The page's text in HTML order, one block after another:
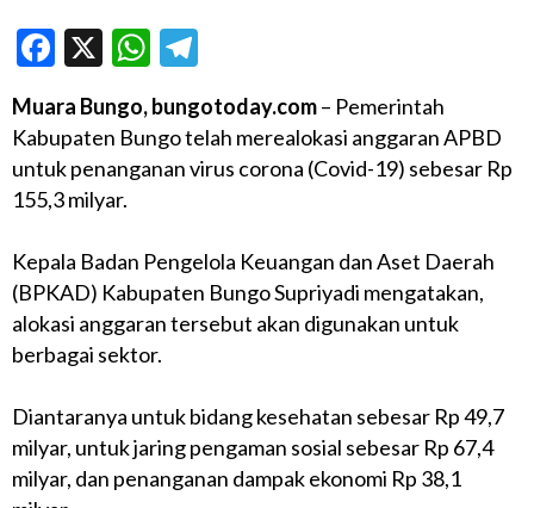
Facebook
X WhatsApp
Muara Bungo, bungotoday.com– Pemerintah
Kabupaten Bungo telah merealokasi anggaran APBD
untuk penanganan virus corona (Covid-19) sebesar Rp
155,3 milyar.
Kepala Badan Pengelola Keuangan dan Aset Daerah
(BPKAD) Kabupaten Bungo Supriyadi mengatakan,
alokasi anggaran tersebut akan digunakan untuk
berbagai sektor.
Diantaranya untuk bidang kesehatan sebesar Rp 49,7
milyar, untuk jaring pengaman sosial sebesar Rp 67,4
milyar, dan penanganan dampak ekonomi Rp 38,1